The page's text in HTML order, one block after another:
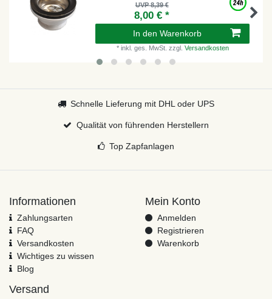
UVP 8,39 €
8,00 € *
In den Warenkorb
* inkl. ges. MwSt. zzgl. Versandkosten
Schnelle Lieferung mit DHL oder UPS
Qualität von führenden Herstellern
Top Zapfanlagen
Informationen
Zahlungsarten
FAQ
Versandkosten
Wichtiges zu wissen
Blog
Mein Konto
Anmelden
Registrieren
Warenkorb
Versand